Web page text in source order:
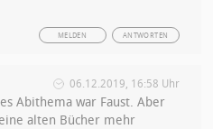
ANTWORTEN
MELDEN
06.12.2019, 16:58 Uhr
Abithema war Faust. Aber
alten Bücher mehr